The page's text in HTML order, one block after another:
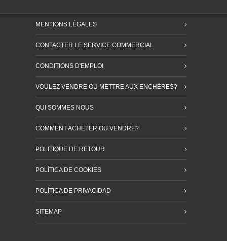
MENTIONS LÉGALES
CONTACTER LE SERVICE COMMERCIAL
CONDITIONS D'EMPLOI
VOULEZ VENDRE OU METTRE AUX ENCHÈRES?
QUI SOMMES NOUS
COMMENT ACHETER OU VENDRE?
POLITIQUE DE RETOUR
POLÍTICA DE COOKIES
POLÍTICA DE PRIVACIDAD
SITEMAP